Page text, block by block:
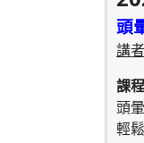
頭
講
課
頭
輕